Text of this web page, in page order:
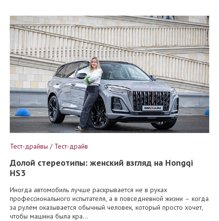
Тест-драйвы / Тест-драйв
Долой стереотипы: женский взгляд на Hongqi
HS3
Иногда автомобиль лучше раскрывается не в руках
профессионального испытателя, а в повседневной жизни – когда
за рулём оказывается обычный человек, который просто хочет,
чтобы машина была кра...